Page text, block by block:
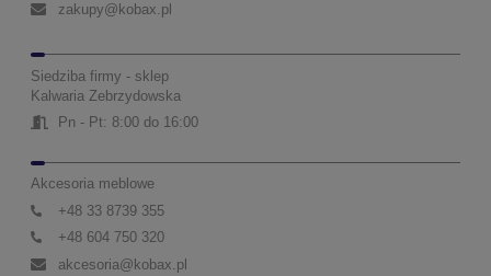
zakupy@kobax.pl
Siedziba firmy - sklep
Kalwaria Zebrzydowska
Pn - Pt: 8:00 do 16:00
Akcesoria meblowe
+48 33 8739 355
+48 604 750 320
akcesoria@kobax.pl